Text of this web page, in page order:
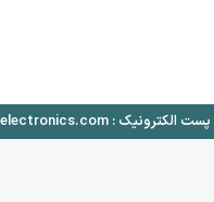
پست الکترونیک : info@fidarelectronics.com